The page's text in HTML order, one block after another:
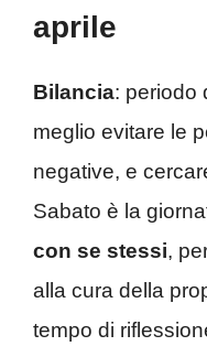
aprile
Bilancia: periodo
meglio evitare le
negative, e
Sabato è la
con se stessi,
alla cura della
tempo di